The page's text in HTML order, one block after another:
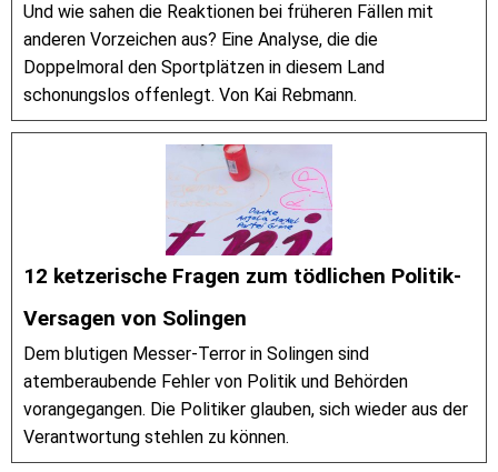
Und wie sahen die Reaktionen bei früheren Fällen mit
anderen Vorzeichen aus? Eine Analyse, die die
Doppelmoral den Sportplätzen in diesem Land
schonungslos offenlegt. Von Kai Rebmann.
12 ketzerische Fragen zum tödlichen Politik-
Versagen von Solingen
Dem blutigen Messer-Terror in Solingen sind
atemberaubende Fehler von Politik und Behörden
vorangegangen. Die Politiker glauben, sich wieder aus der
Verantwortung stehlen zu können.